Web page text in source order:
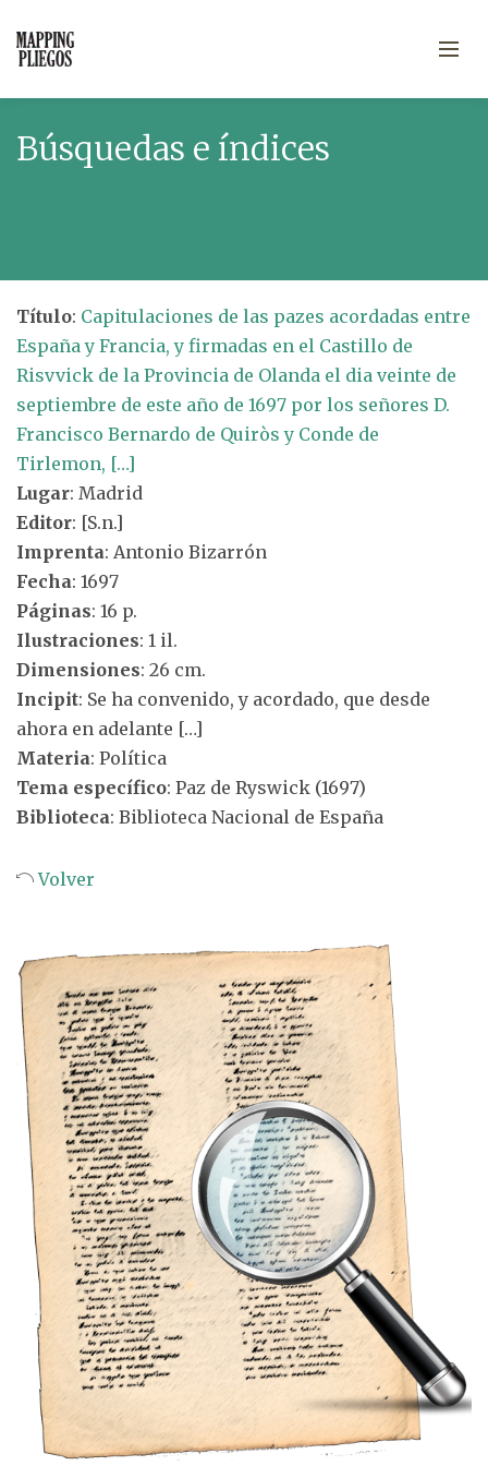
Búsquedas e índices
Título: Capitulaciones de las pazes acordadas entre
España y Francia, y firmadas en el Castillo de
Risvvick de la Provincia de Olanda el dia veinte de
septiembre de este año de 1697 por los señores D.
Francisco Bernardo de Quiròs y Conde de
Tirlemon, […]
Lugar: Madrid
Editor: [S.n.]
Imprenta: Antonio Bizarrón
Fecha: 1697
Páginas: 16 p.
Ilustraciones: 1 il.
Dimensiones: 26 cm.
Incipit: Se ha convenido, y acordado, que desde
ahora en adelante […]
Materia: Política
Tema específico: Paz de Ryswick (1697)
Biblioteca: Biblioteca Nacional de España
Volver